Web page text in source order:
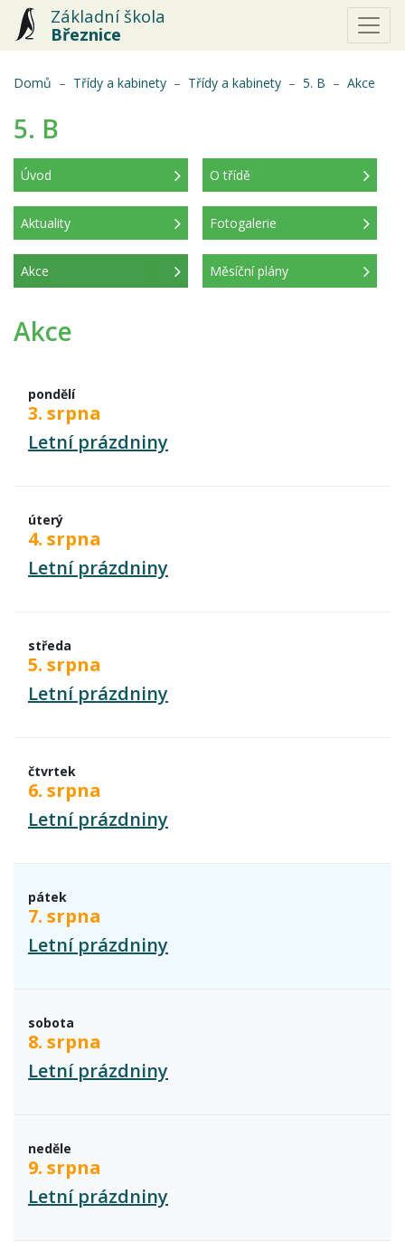
Základní škola
Březnice
Domů Třídy a kabinety Třídy a kabinety 5. B Akce
5. B
Úvod O třídě
Aktuality Fotogalerie
Akce
(aktuální)
Měsíční plány
Akce
pondělí
3. srpna
Letní prázdniny
úterý
4. srpna
Letní prázdniny
středa
5. srpna
Letní prázdniny
čtvrtek
6. srpna
Letní prázdniny
pátek
7. srpna
Letní prázdniny
sobota
8. srpna
Letní prázdniny
neděle
9. srpna
Letní prázdniny